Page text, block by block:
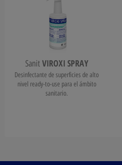
Sanit VIROXI SPRAY
Desinfectante de superficies de alto
nivel ready-to-use para el ámbito
sanitario.